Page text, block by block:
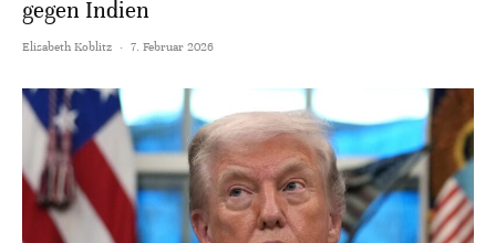
gegen Indien
Elisabeth Koblitz · 7. Februar 2026